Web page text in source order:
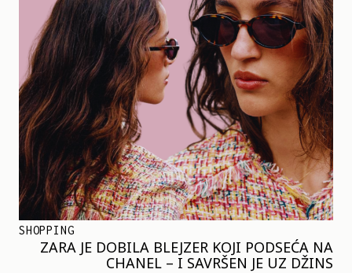
SHOPPING
ZARA JE DOBILA BLEJZER KOJI PODSEĆA NA
CHANEL – I SAVRŠEN JE UZ DŽINS